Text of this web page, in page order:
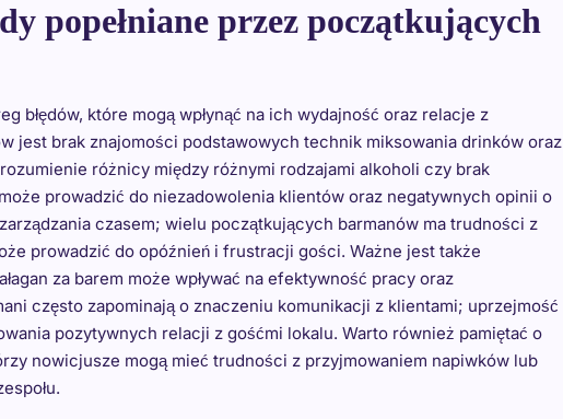
popełniane przez początkujących
błędów, które mogą wpłynąć na ich wydajność oraz relacje z
jest brak znajomości podstawowych technik miksowania drinków oraz
różnicy między różnymi rodzajami alkoholi czy brak
prowadzić do niezadowolenia klientów oraz negatywnych opinii o
czasem; wielu początkujących barmanów ma trudności z
prowadzić do opóźnień i frustracji gości. Ważne jest także
za barem może wpływać na efektywność pracy oraz
często zapominają o znaczeniu komunikacji z klientami; uprzejmość
pozytywnych relacji z gośćmi lokalu. Warto również pamiętać o
nowicjusze mogą mieć trudności z przyjmowaniem napiwków lub